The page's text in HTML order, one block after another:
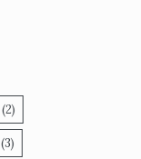
(2)
(3)